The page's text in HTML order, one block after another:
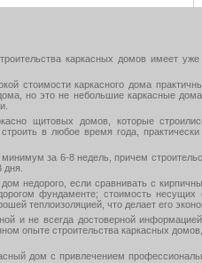
каркасных домов имеет
стоимости каркасного дома
но это не небольшие каркасные
щитовых домов, которые
в любое время года,
за 6-8 недель, причем
недорого, если сравнивать с
фундаменте; стоимость несущих
теплоизоляцией, что делает его
и не всегда достоверной
опыте строительства каркасных
дом с привлечением